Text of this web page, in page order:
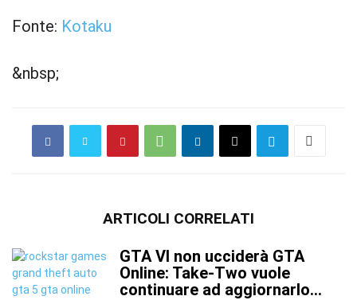
Fonte: Kotaku
&nbsp;
ARTICOLI CORRELATI
GTA VI non ucciderà GTA
Online: Take-Two vuole
continuare ad aggiornarlo...